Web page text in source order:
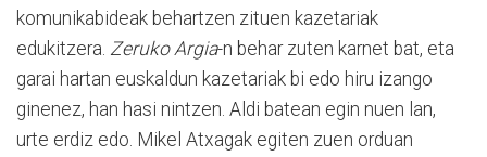
komunikabideak behartzen zituen kazetariak
edukitzera. Zeruko Argia-n behar zuten karnet bat, eta
garai hartan euskaldun kazetariak bi edo hiru izango
ginenez, han hasi nintzen. Aldi batean egin nuen lan,
urte erdiz edo. Mikel Atxagak egiten zuen orduan